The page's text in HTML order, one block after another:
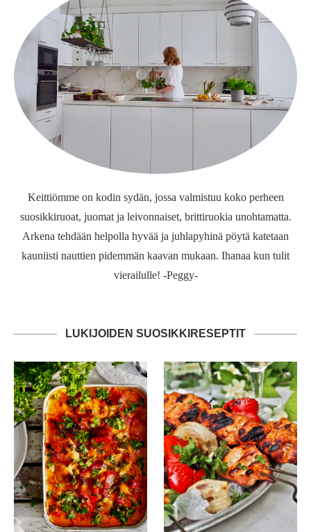
Keittiömme on kodin sydän, jossa valmistuu koko perheen
suosikkiruoat, juomat ja leivonnaiset, brittiruokia unohtamatta.
Arkena tehdään helpolla hyvää ja juhlapyhinä pöytä katetaan
kauniisti nauttien pidemmän kaavan mukaan. Ihanaa kun tulit
vierailulle! -Peggy-
LUKIJOIDEN SUOSIKKIRESEPTIT